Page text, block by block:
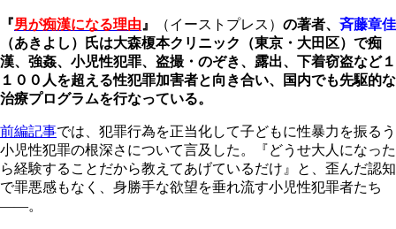
『男が痴漢になる理由 』 （イーストプレス） の著者、斉藤章佳
（あきよし）氏は大森榎本クリニック（東京・大田区）で痴
漢、強姦、小児性犯罪、盗撮・のぞき、露出、下着窃盗など１
１００人を超える性犯罪加害者と向き合い、国内でも先駆的な
治療プログラムを行なっている。
前編記事では、犯罪行為を正当化して子どもに性暴力を振るう
小児性犯罪の根深さについて言及した。『どうせ大人になった
ら経験することだから教えてあげているだけ』と、歪んだ認知
で罪悪感もなく、身勝手な欲望を垂れ流す小児性犯罪者たち
――。